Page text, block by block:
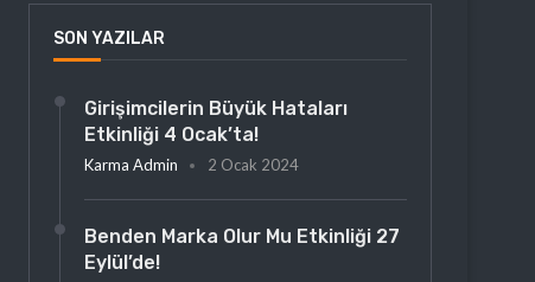
SON YAZILAR
Girişimcilerin Büyük Hataları
Etkinliği 4 Ocak’ta!
Karma Admin 2 Ocak 2024
Benden Marka Olur Mu Etkinliği 27
Eylül’de!